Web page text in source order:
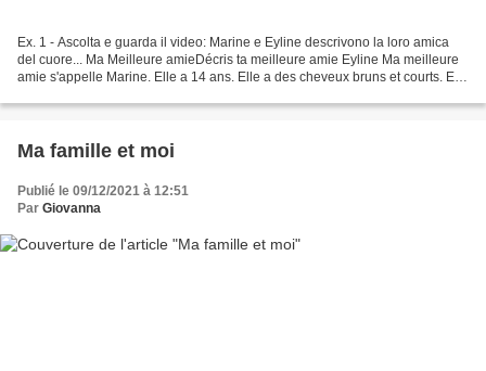
Ex. 1 - Ascolta e guarda il video: Marine e Eyline descrivono la loro amica
del cuore... Ma Meilleure amieDécris ta meilleure amie Eyline Ma meilleure
amie s'appelle Marine. Elle a 14 ans. Elle a des cheveux bruns et courts. Elle
Ma famille et moi
Publié le 09/12/2021 à 12:51
Par Giovanna